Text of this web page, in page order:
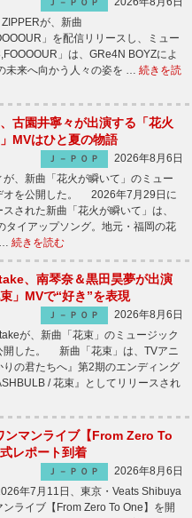
Ｊ－ＰＯＰ
が、新曲
」を配信リリースし、ミュー
」は、GRe4N BOYZによ
未来へ向かう人々の姿を … 続きを読
古園井寧々が出演する「花火
MVはひと夏の物語
Ｊ－ＰＯＰ
2026年8月6日
、新曲「花火が瞬いて」のミュー
オを公開した。 2026年7月29日に
された新曲「花火が瞬いて」は、
タイアップソング。地元・福岡の花
… 続きを読む
、南琴奈＆黒田昊夢が出演
」MVで“好き”を表現
Ｊ－ＰＯＰ
2026年8月6日
が、新曲「花束」のミュージック
開した。 新曲「花束」は、TVアニ
りの君たちへ』第2期のエンディング
/ 花束』としてリリースされ
マンライブ【From Zero To
レポート到着
Ｊ－ＰＯＰ
2026年8月6日
年7月11日、東京・Veats Shibuya
ンライブ【From Zero To One】を開